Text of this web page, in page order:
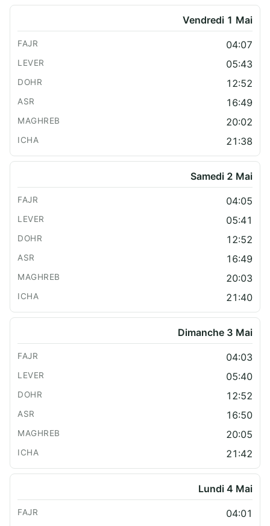
Vendredi 1 Mai
04:07
05:43
12:52
16:49
20:02
21:38
Samedi 2 Mai
04:05
05:41
12:52
16:49
20:03
21:40
Dimanche 3 Mai
04:03
05:40
12:52
16:50
20:05
21:42
Lundi 4 Mai
04:01